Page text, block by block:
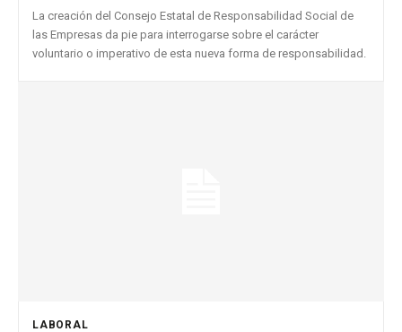
La creación del Consejo Estatal de Responsabilidad Social de
las Empresas da pie para interrogarse sobre el carácter
voluntario o imperativo de esta nueva forma de responsabilidad.
LABORAL